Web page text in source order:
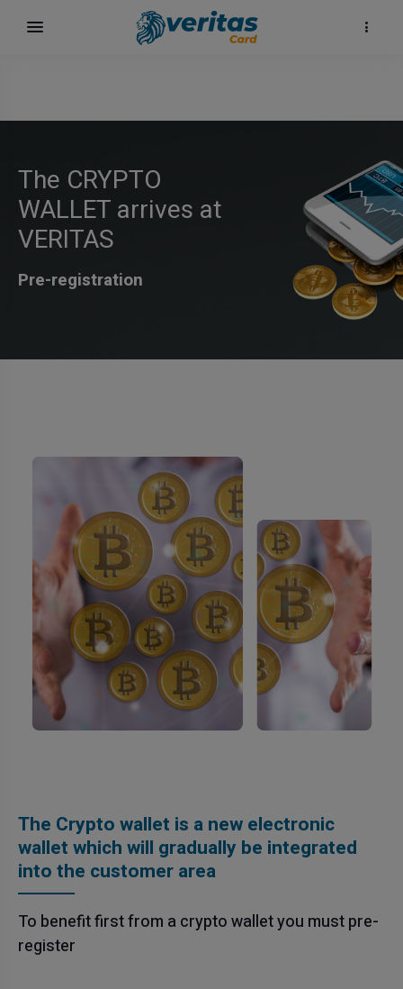
The CRYPTO
WALLET arrives at
VERITAS
Pre-registration
The Crypto wallet is a new electronic
wallet which will gradually be integrated
into the customer area
To benefit first from a crypto wallet you must pre-
register